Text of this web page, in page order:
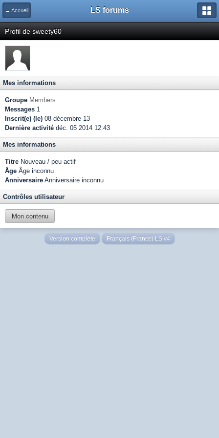
← Accueil LS forums
Profil de sweety60
Mes informations
Groupe Members
Messages 1
Inscrit(e) (le) 08-décembre 13
Dernière activité déc. 05 2014 12:43
Mes informations
Titre Nouveau / peu actif
Âge Âge inconnu
Anniversaire Anniversaire inconnu
Contrôles utilisateur
Mon contenu
Version complète Français (France) LS v4